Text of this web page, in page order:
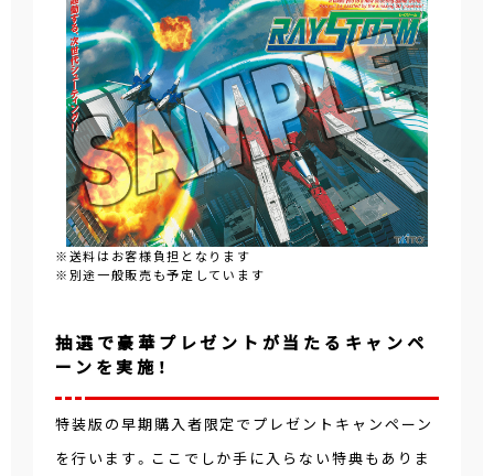
※送料はお客様負担となります
※別途一般販売も予定しています
抽選で豪華プレゼントが当たるキャンペ
ーンを実施！
特装版の早期購入者限定でプレゼントキャンペーン
を行います。ここでしか手に入らない特典もありま